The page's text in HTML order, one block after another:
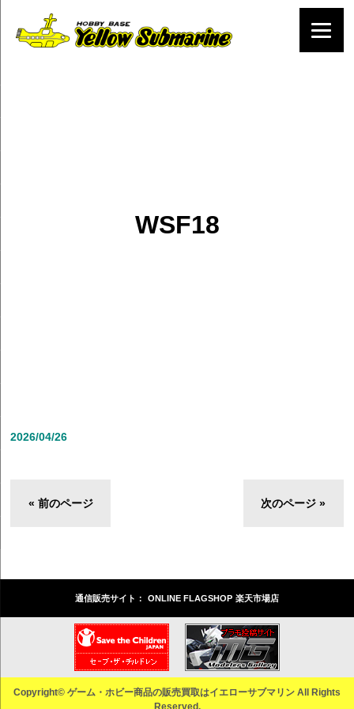
WSF18
2026/04/26
« 前のページ 次のページ »
通信販売サイト： ONLINE FLAGSHOP 楽天市場店
Copyright© ゲーム・ホビー商品の販売買取はイエローサブマリン All Rights